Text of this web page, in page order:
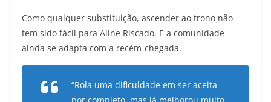
Como qualquer substituição, ascender ao trono não
tem sido fácil para Aline Riscado. E a comunidade
ainda se adapta com a recém-chegada.
“Rola uma dificuldade em ser aceita